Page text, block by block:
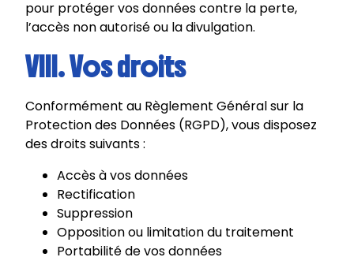
pour protéger vos données contre la perte,
l’accès non autorisé ou la divulgation.
VIII. Vos droits
Conformément au Règlement Général sur la
Protection des Données (RGPD), vous disposez
des droits suivants :
Accès à vos données
Rectification
Suppression
Opposition ou limitation du traitement
Portabilité de vos données